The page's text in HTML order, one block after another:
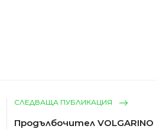
СЛЕДВАЩА ПУБЛИКАЦИЯ
Продълбочител VOLGARINO